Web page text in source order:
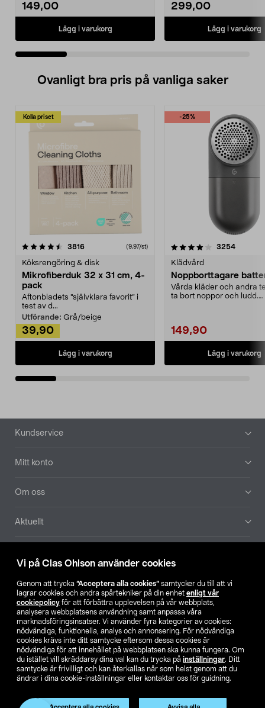
Vi på Clas Ohlson använder cookies
Genom att trycka ”Acceptera alla cookies” samtycker du till att vi
lagrar cookies och andra spårtekniker på din enhet enligt vår
cookiepolicy för att förbättra upplevelsen på vår webbplats,
analysera webbplatsens användning samt anpassa våra
marknadsföringsinsatser. Vi använder fyra kategorier av cookies:
nödvändiga, funktionella, analys och annonsering. För nödvändiga
cookies krävs inte ditt samtycke eftersom dessa cookies är
nödvändiga för att innehållet på webbplatsen ska kunna fungera. Om
du istället vill skräddarsy dina val kan du trycka på inställningar. Ditt
samtycke är frivilligt och kan återkallas när som helst genom att du
ändrar i dina cookie-inställningar eller kontaktar oss för guidning.
Produkten har utgått
149,00
Lägg i varukorg
299,00
Lägg i varukorg
Ovanligt bra pris på vanliga saker
Kolla priset
3816recensioner (9,97/st)
Köksrengöring & disk
Mikrofiberduk 32 x 31 cm, 4-
pack
Aftonbladets "självklara favorit” i
test av d...
Utförande: Grå/beige
39,90
Lägg i varukorg
-25%
4.0av 5 stjärnor 3254
Klädvård
Noppborttagare
Vårda kläder och andra
ta bort noppor och ludd.
149,90
Lägg i varukorg
4.5av 5 stjärnor
Sidfot
Kundservice
Mitt konto
Om oss
Aktuellt
Hitta butik
SE NO FI
Ändra till priser exklusive moms